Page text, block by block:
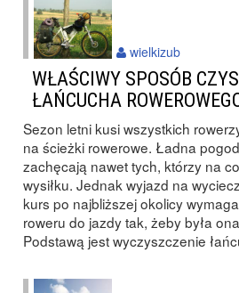
WŁAŚCIWY SPOSÓB
ŁAŃCUCHA
Sezon letni kusi wszystkich
na ścieżki rowerowe. Ładna
zachęcają nawet tych, którzy na
wysiłku. Jednak wyjazd na
kurs po najbliższej okolicy
roweru do jazdy tak, żeby była
Podstawą jest wyczyszczenie
wielkizub